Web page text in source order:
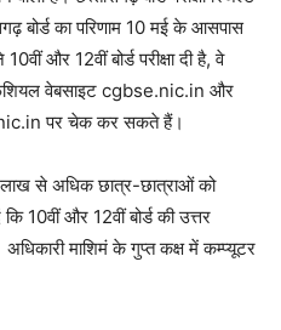
बोर्ड का परिणाम 10 मई के आसपास
और 12वीं बोर्ड परीक्षा दी है, वे
वेबसाइट cgbse.nic.in और
पर चेक कर सकते हैं।
लाख से अधिक छात्र-छात्राओं को
10वीं और 12वीं बोर्ड की उत्तर
माशिमं के गुप्त कक्ष में कम्प्यूटर